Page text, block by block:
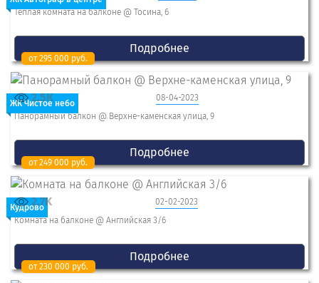
Теплая комната на балконе @ Тосина, 6
Подробнее
ЖК Чистое небо
от 295 000 руб.
08-04-2023
2.5K
Панорамный балкон @ Верхне-каменская улица, 9
Подробнее
Кудрово
от 249 000 руб.
02-02-2023
2.7K
Комната на балконе @ Английская 3/6
Подробнее
от 230 000 руб.